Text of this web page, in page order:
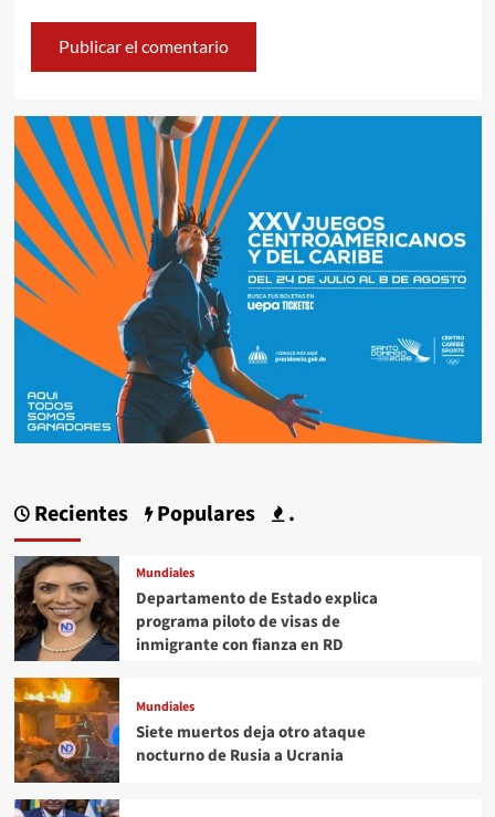
Recientes Populares .
Mundiales
Departamento de Estado explica
programa piloto de visas de
inmigrante con fianza en RD
Mundiales
Siete muertos deja otro ataque
nocturno de Rusia a Ucrania